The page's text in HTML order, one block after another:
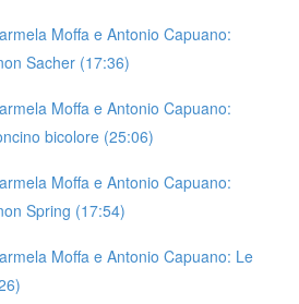
Moffa e Antonio Capuano:
Sacher (17:36)
Moffa e Antonio Capuano:
bicolore (25:06)
Moffa e Antonio Capuano:
Spring (17:54)
Moffa e Antonio Capuano: Le